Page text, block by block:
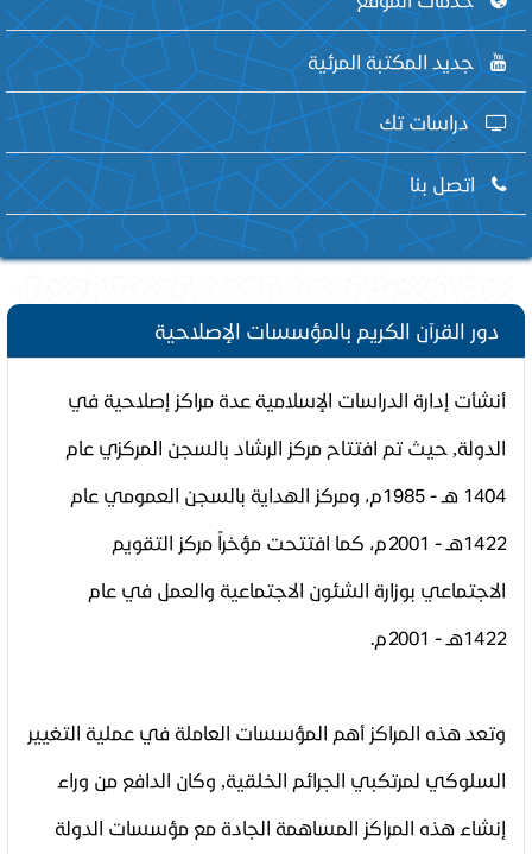
جديد المكتبة المرئية
دراسات تك
اتصل بنا
دور القرآن الكريم بالمؤسسات الإصلاحية
أنشأت إدارة الدراسات الإسلامية عدة مراكز إصلاحية في
الدولة حيث تم افتتاح مركز الرشاد بالسجن المركزي عام
1404 هـ - 1985م، ومركز الهداية بالسجن العمومي عام
1422هـ - 2001م، كما افتتحت مؤخراً مركز التقويم
الاجتماعي بوزارة الشئون الاجتماعية والعمل في عام
1422هـ - 2001م
وتعد هذه المراكز أهم المؤسسات العاملة في عملية التغيير
السلوكي لمرتكبي الجرائم الخلقية وكان الدافع من وراء
إنشاء هذه المراكز المساهمة الجادة مع مؤسسات الدولة